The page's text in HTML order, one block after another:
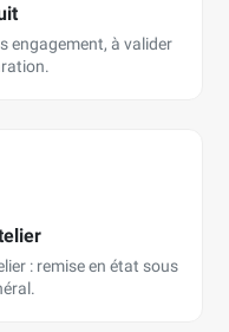
engagement, à valider
: remise en état sous